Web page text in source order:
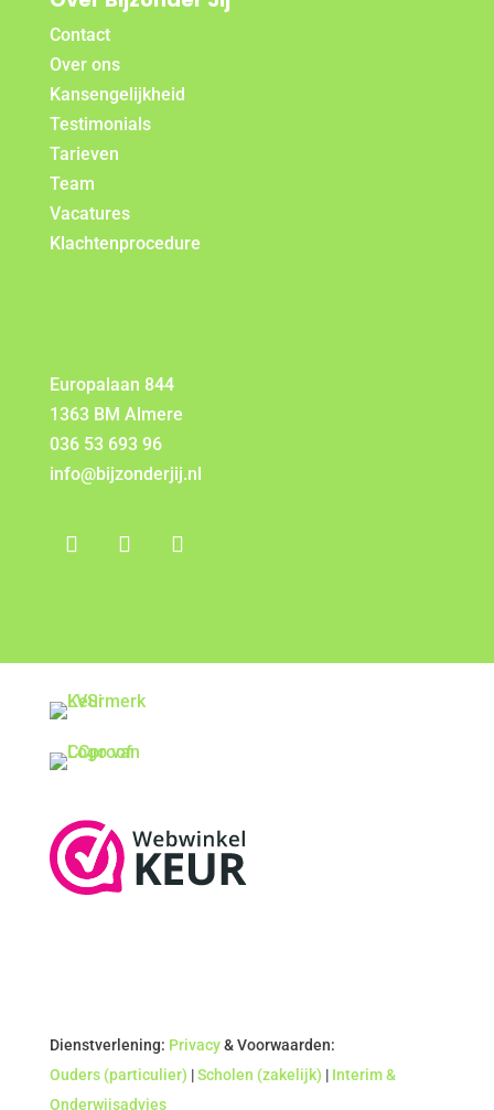
Contact
Over ons
Kansengelijkheid
Testimonials
Tarieven
Team
Vacatures
Klachtenprocedure
Europalaan 844
1363 BM Almere
036 53 693 96
info@bijzonderjij.nl
Dienstverlening: Privacy& Voorwaarden:
Ouders (particulier) |Scholen (zakelijk) | Interim &
Onderwijsadvies